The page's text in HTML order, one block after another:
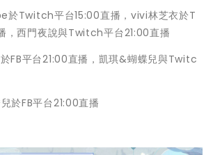
Twitch平台15:00直播，vivi林芝衣於T
，西門夜說與Twitch平台21:00直播
FB平台21:00直播，凱琪&蝴蝶兒與Twitc
於FB平台21:00直播